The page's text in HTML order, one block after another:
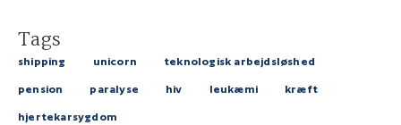
Tags
shipping unicorn teknologisk arbejdsløshed
pension paralyse hiv leukæmi kræft
hjertekarsygdom